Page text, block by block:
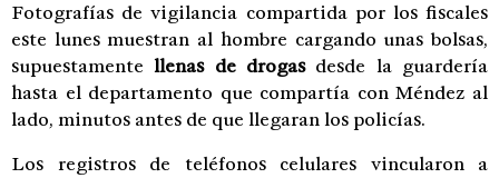
Fotografías de vigilancia compartida por los fiscales
este lunes muestran al hombre cargando unas bolsas,
supuestamentellenas de drogasdesde la guardería
hasta el departamento que compartía con Méndez al
lado, minutos antes de que llegaran los policías.
Los registros de teléfonos celulares vincularon a